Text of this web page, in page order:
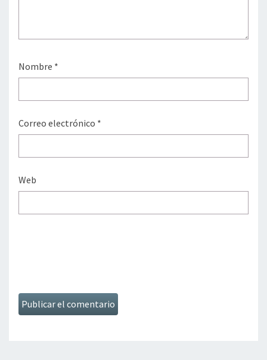
Nombre *
Correo electrónico *
Web